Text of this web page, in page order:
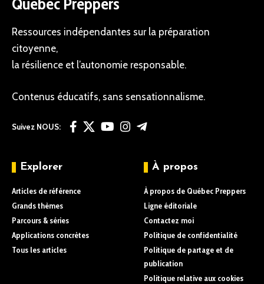
Ressources indépendantes sur la préparation
citoyenne,
la résilience et l’autonomie responsable.
Contenus éducatifs, sans sensationnalisme.
Suivez NOUS:
Explorer
Articles de référence
Grands thèmes
Parcours & séries
Applications concrètes
Tous les articles
À propos
À propos de Québec Preppers
Ligne éditoriale
Contactez moi
Politique de confidentialité
Politique de partage et de
publication
Politique relative aux cookies